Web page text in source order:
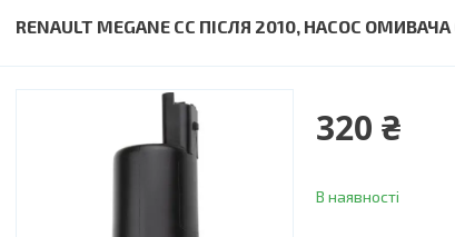
RENAULT MEGANE CC ПІСЛЯ 2010, НАСОС
320 ₴
В наявності